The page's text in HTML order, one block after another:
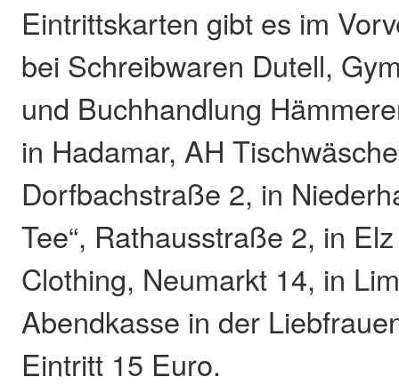
Eintrittskarten gibt es im
bei Schreibwaren Dutell,
und Buchhandlung
in Hadamar, AH
Dorfbachstraße 2, in
Tee“, Rathausstraße 2, in
Clothing, Neumarkt 14, in
Abendkasse in der
Eintritt 15 Euro.